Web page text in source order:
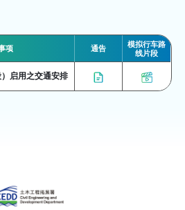
项 通告
模拟行车路
线片段
启用之交通安排